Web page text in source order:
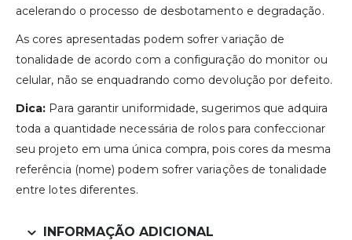
acelerando o processo de desbotamento e degradação.
As cores apresentadas podem sofrer variação de
tonalidade de acordo com a configuração do monitor ou
celular, não se enquadrando como devolução por defeito.
Dica: Para garantir uniformidade, sugerimos que adquira
toda a quantidade necessária de rolos para confeccionar
seu projeto em uma única compra, pois cores da mesma
referência (nome) podem sofrer variações de tonalidade
entre lotes diferentes.
INFORMAÇÃO ADICIONAL